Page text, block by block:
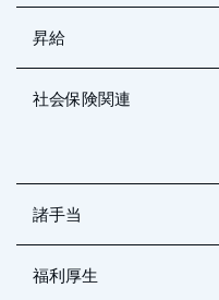
昇給
社会保険関連
諸手当
福利厚生